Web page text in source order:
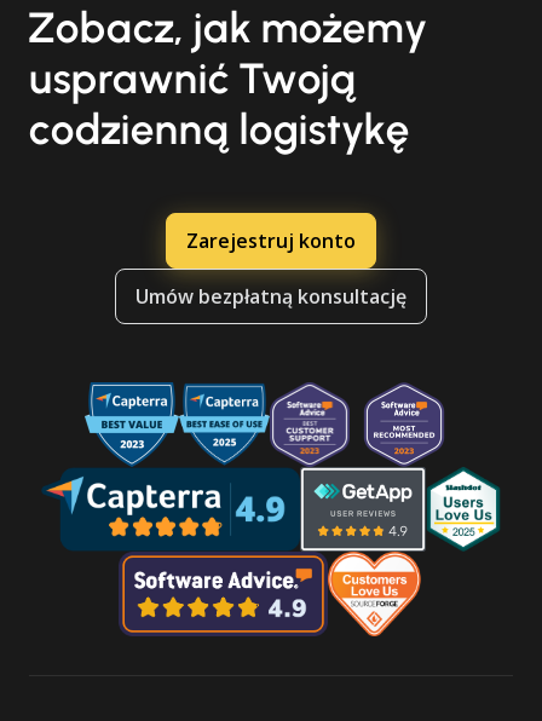
Zobacz, jak możemy
usprawnić Twoją
codzienną logistykę
Zarejestruj konto
Umów bezpłatną konsultację